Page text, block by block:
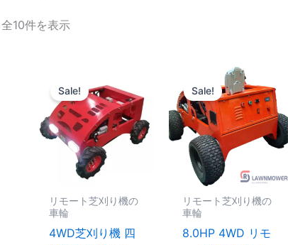
全10件を表示
Sale!
リモート芝刈り機の
車輪
4WD芝刈り機 四
格
帯:
$1,150.00
–
$1,800.00
の
商
品
に
は
数
バ
Sale!
リモート芝刈り機の
車輪
8.0HP 4WD リモ
価
格
帯:
$1,300.00
–
$2,000.00
こ
の
商
品
に
は
複
数
バ